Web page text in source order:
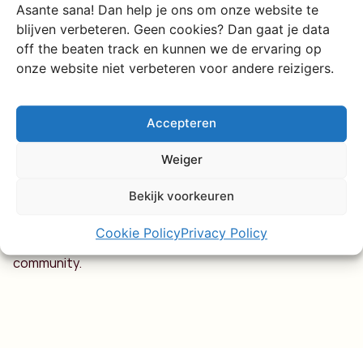
Asante sana! Dan help je ons om onze website te
blijven verbeteren. Geen cookies? Dan gaat je data
off the beaten track en kunnen we de ervaring op
onze website niet verbeteren voor andere reizigers.
Accepteren
Weiger
Bekijk voorkeuren
Cookie PolicyPrivacy Policy
Als je met dit team meegaat, dan reis je samen met ons
aan je zijde en lokale partners aan het roer. Jij leert van
ons en wij leren van jou. We ondergaan welke
ontmoetingen met de lokale bevolking vruchtbaar zijn
verbinding en samen met jou zetten we iets unieks op de
kaart. Als pionier word je onderdeel van een community
die onze routes ontwikkelt. Je denkt mee en maakt deel
daarvoor krijg je een unieke reis tegen kostprijs, met
iedere (solo) reizigerwelkom bij onze
community.